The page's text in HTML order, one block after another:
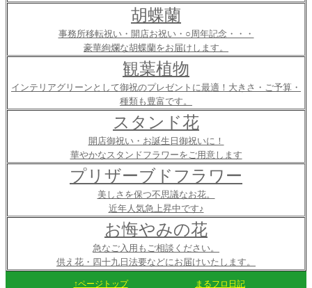
胡蝶蘭
事務所移転祝い・開店お祝い・○周年記念・・・
豪華絢爛な胡蝶蘭をお届けします。
観葉植物
インテリアグリーンとして御祝のプレゼントに最適！大きさ・ご予算・
種類も豊富です。
スタンド花
開店御祝い・お誕生日御祝いに！
華やかなスタンドフラワーをご用意します
プリザーブドフラワー
美しさを保つ不思議なお花。
近年人気急上昇中です♪
お悔やみの花
急なご入用もご相談ください。
供え花・四十九日法要などにお届けいたします。
↑ページトップ まるフロ日記